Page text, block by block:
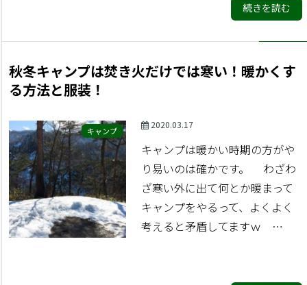
続きを読む
秋冬キャンプは焚き火だけでは寒い！暖かくす
る方法と服装！
キャンプ
2020.03.17
キャンプは暖かい時期の方がや
り易いのは確かです。 わざわ
ざ寒い外に出て何とか暖まって
キャンプをやるって、よくよく
考えると矛盾してますｗ …